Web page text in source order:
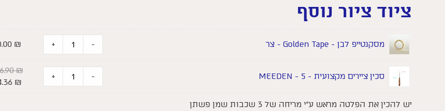
ציוד ציור נוסף
מסקנטייפ לבן - Golden Tape - צר -
+
₪
סכין ציירים מקצועית - MEEDEN - 5 -
+
₪
₪
יש להכין את הפלטה מראש ע"י מריחה של 3 שכבות שמן פשתן